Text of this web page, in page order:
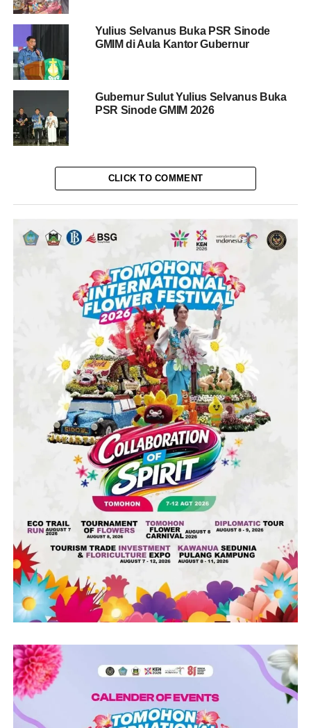
Yulius Selvanus Buka PSR Sinode
GMIM di Aula Kantor Gubernur
Gubernur Sulut Yulius Selvanus Buka
PSR Sinode GMIM 2026
CLICK TO COMMENT